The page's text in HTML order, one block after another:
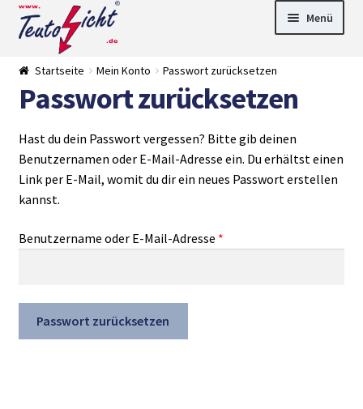
Zur
Navigation
springen
Springe
zum
Menü
►
Pflanzenlich
t
►
Downlights
►
ten
Außenleucht
en
► LED
Streifen
► Zubehör
►
Startseite Mein Konto Passwort zurücksetzen
Passwort zurücksetzen
Hast du dein Passwort vergessen? Bitte gib deinen
Benutzernamen oder E-Mail-Adresse ein. Du erhältst einen
Link per E-Mail, womit du dir ein neues Passwort erstellen
kannst.
Benutzername oder E-Mail-Adresse *Erforderlich
Passwort zurücksetzen